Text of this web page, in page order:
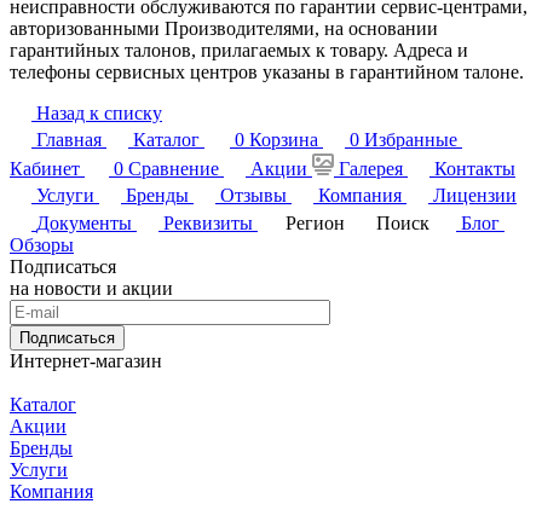
неисправности обслуживаются по гарантии сервис-центрами,
авторизованными Производителями, на основании
гарантийных талонов, прилагаемых к товару. Адреса и
телефоны сервисных центров указаны в гарантийном талоне.
Назад к списку
Главная
Каталог 0 Корзина 0 Избранные
Кабинет
0 Сравнение Акции Галерея
Контакты
Услуги
Бренды Отзывы Компания
Лицензии
Документы
Реквизиты Регион Поиск
Блог
Обзоры
Подписаться
на новости и акции
Подписаться
Интернет-магазин
Каталог
Акции
Бренды
Услуги
Компания